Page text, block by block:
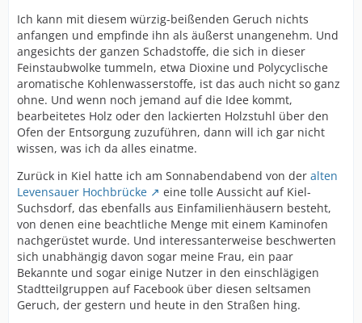
Ich kann mit diesem würzig-beißenden Geruch nichts
anfangen und empfinde ihn als äußerst unangenehm. Und
angesichts der ganzen Schadstoffe, die sich in dieser
Feinstaubwolke tummeln, etwa Dioxine und Polycyclische
aromatische Kohlenwasserstoffe, ist das auch nicht so ganz
ohne. Und wenn noch jemand auf die Idee kommt,
bearbeitetes Holz oder den lackierten Holzstuhl über den
Ofen der Entsorgung zuzuführen, dann will ich gar nicht
wissen, was ich da alles einatme.
Zurück in Kiel hatte ich am Sonnabendabend von der alten
Levensauer Hochbrücke
eine tolle Aussicht auf Kiel-
Suchsdorf, das ebenfalls aus Einfamilienhäusern besteht,
von denen eine beachtliche Menge mit einem Kaminofen
nachgerüstet wurde. Und interessanterweise beschwerten
sich unabhängig davon sogar meine Frau, ein paar
Bekannte und sogar einige Nutzer in den einschlägigen
Stadtteilgruppen auf Facebook über diesen seltsamen
Geruch, der gestern und heute in den Straßen hing.